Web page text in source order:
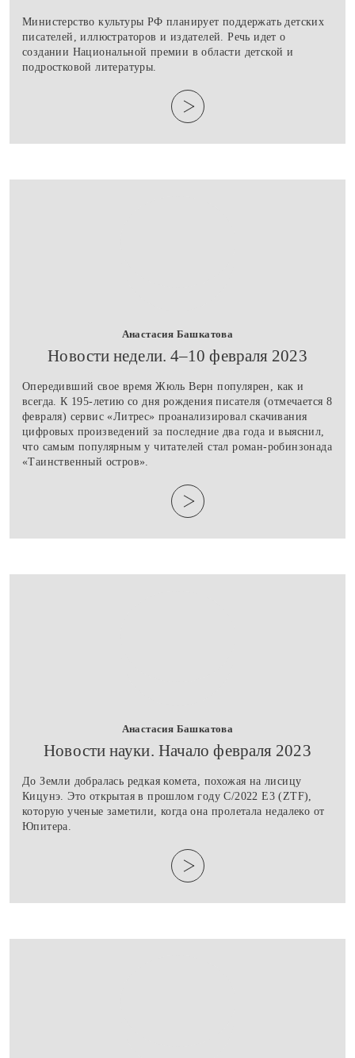
Министерство культуры РФ планирует поддержать детских
писателей, иллюстраторов и издателей. Речь идет о
создании Национальной премии в области детской и
подростковой литературы.
Анастасия Башкатова
​Новости недели. 4–10 февраля 2023
Опередивший свое время Жюль Верн популярен, как и
всегда. К 195-летию со дня рождения писателя (отмечается 8
февраля) сервис «Литрес» проанализировал скачивания
цифровых произведений за последние два года и выяснил,
что самым популярным у читателей стал роман-робинзонада
«Таинственный остров».
Анастасия Башкатова
​Новости науки. Начало февраля 2023
До Земли добралась редкая комета, похожая на лисицу
Кицунэ. Это открытая в прошлом году C/2022 E3 (ZTF),
которую ученые заметили, когда она пролетала недалеко от
Юпитера.